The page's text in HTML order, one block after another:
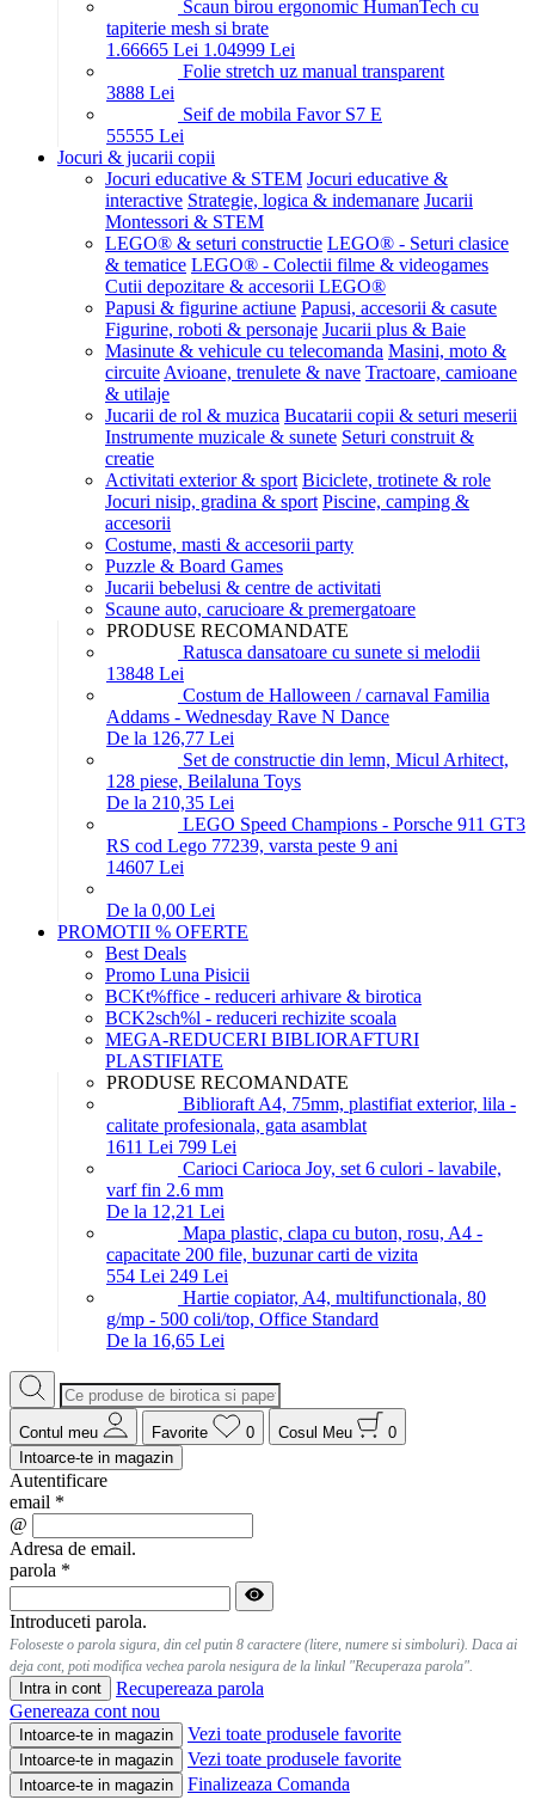
Scaun birou ergonomic HumanTech cu
tapiterie mesh si brate
1.66665 Lei 1.04999 Lei
Folie stretch uz manual transparent
3888 Lei
Seif de mobila Favor S7 E
55555 Lei
Jocuri & jucarii copii
Jocuri educative & STEM Jocuri educative &
interactive Strategie, logica & indemanare Jucarii
Montessori & STEM
LEGO® & seturi constructie LEGO® - Seturi clasice
& tematice LEGO® - Colectii filme & videogames
Cutii depozitare & accesorii LEGO®
Papusi & figurine actiune Papusi, accesorii & casute
Figurine, roboti & personaje Jucarii plus & Baie
Masinute & vehicule cu telecomanda Masini, moto &
circuite Avioane, trenulete & nave Tractoare, camioane
& utilaje
Jucarii de rol & muzica Bucatarii copii & seturi meserii
Instrumente muzicale & sunete Seturi construit &
creatie
Activitati exterior & sport Biciclete, trotinete & role
Jocuri nisip, gradina & sport Piscine, camping &
accesorii
Costume, masti & accesorii party
Puzzle & Board Games
Jucarii bebelusi & centre de activitati
Scaune auto, carucioare & premergatoare
PRODUSE RECOMANDATE
Ratusca dansatoare cu sunete si melodii
13848 Lei
Costum de Halloween / carnaval Familia
Addams - Wednesday Rave N Dance
De la 126,77 Lei
Set de constructie din lemn, Micul Arhitect,
128 piese, Beilaluna Toys
De la 210,35 Lei
LEGO Speed Champions - Porsche 911 GT3
RS cod Lego 77239, varsta peste 9 ani
14607 Lei
De la 0,00 Lei
PROMOTII % OFERTE
Best Deals
Promo Luna Pisicii
BCKt%ffice - reduceri arhivare & birotica
BCK2sch%l - reduceri rechizite scoala
MEGA-REDUCERI BIBLIORAFTURI
PLASTIFIATE
PRODUSE RECOMANDATE
Biblioraft A4, 75mm, plastifiat exterior, lila -
calitate profesionala, gata asamblat
1611 Lei 799 Lei
Carioci Carioca Joy, set 6 culori - lavabile,
varf fin 2.6 mm
De la 12,21 Lei
Mapa plastic, clapa cu buton, rosu, A4 -
capacitate 200 file, buzunar carti de vizita
554 Lei 249 Lei
Hartie copiator, A4, multifunctionala, 80
g/mp - 500 coli/top, Office Standard
De la 16,65 Lei
Contul meu Favorite 0 Cosul Meu
0
Intoarce-te in magazin
Autentificare
email *
@
Adresa de email.
parola *
Introduceti parola.
Foloseste o parola sigura, din cel putin 8 caractere (litere, numere si simboluri). Daca ai
deja cont, poti modifica vechea parola nesigura de la linkul "Recuperaza parola".
Intra in cont
Recupereaza parola
Genereaza cont nou
Intoarce-te in magazin Vezi toate produsele favorite
Intoarce-te in magazin Vezi toate produsele favorite
Intoarce-te in magazin Finalizeaza Comanda